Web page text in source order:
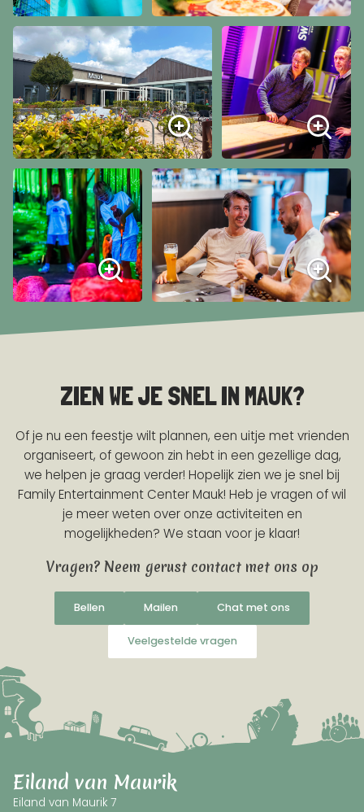
ZIEN WE JE SNEL IN MAUK?
Of je nu een feestje wilt plannen, een uitje met vrienden
organiseert, of gewoon zin hebt in een gezellige dag,
we helpen je graag verder! Hopelijk zien we je snel bij
Family Entertainment Center Mauk! Heb je vragen of wil
je meer weten over onze activiteiten en
mogelijkheden? We staan voor je klaar!
Vragen? Neem gerust contact met ons op
Bellen Mailen Chat met ons
Veelgestelde vragen
Eiland van Maurik
Eiland van Maurik 7